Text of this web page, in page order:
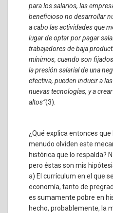
para los salarios, las
beneficioso no desarrollar
a cabo las actividades que
lugar de optar por pagar
trabajadores de baja
mínimos, cuando son
la presión salarial de una
efectiva, pueden inducir a
nuevas tecnologías, y a
altos”(3)
¿Qué explica entonces
menudo olviden este
histórica que lo respalda?
pero éstas son mis
a) El currículum en el que
economía, tanto de
es sumamente pobre en
hecho, probablemente, la